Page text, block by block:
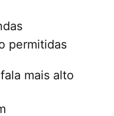
permitidas
mais alto